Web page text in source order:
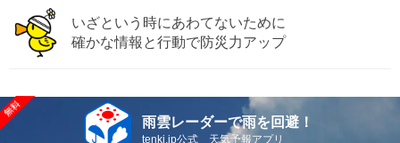
いざという時にあわてないために
確かな情報と行動で防災力アップ
雨雲レーダーで雨を回避！
tenki.jp公式 天気予報アプリ